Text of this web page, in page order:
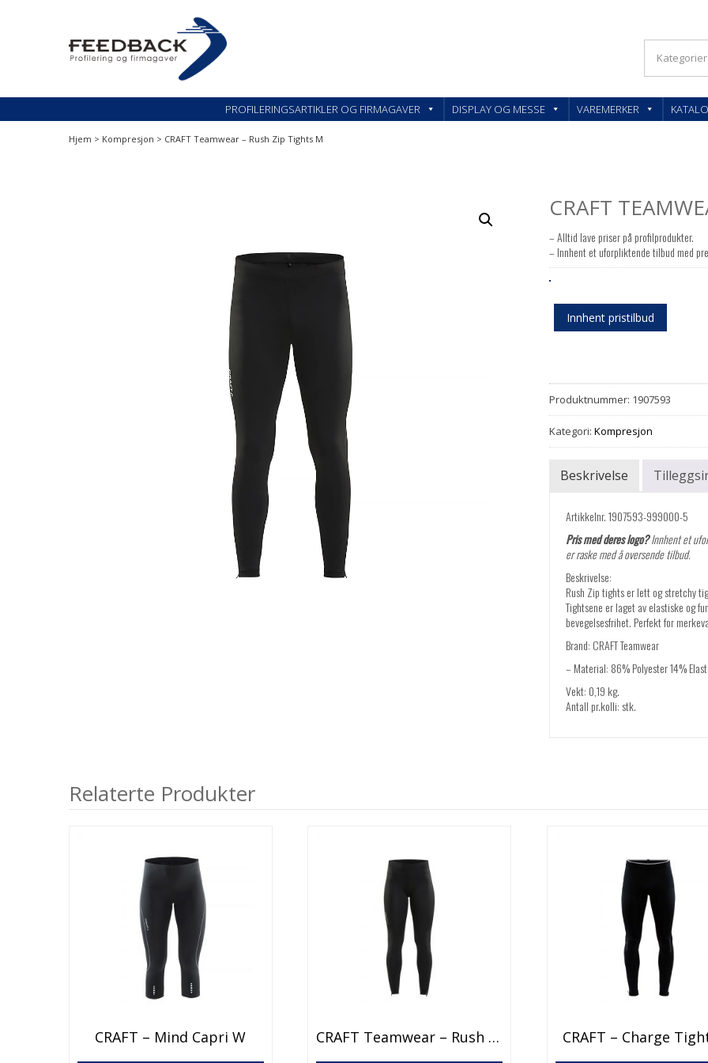
PROFILERINGSARTIKLER OG FIRMAGAVER DISPLAY OG MESSE VAREMERKER
Hjem > Kompresjon > CRAFT Teamwear – Rush Zip Tights M
CRAFT
– Alltid lave priser på profilprodukter.
– Innhent et uforpliktende tilbud med
Innhent pristilbud
Produktnummer: 1907593
Kategori:Kompresjon
Beskrivelse
Artikkelnr. 1907593-999000-5
Pris med deres logo?Innhent et
er raske med å oversende tilbud.
Beskrivelse:
Rush Zip tights er lett og stretchy
Tightsene er laget av elastiske og
bevegelsesfrihet. Perfekt for
Brand: CRAFT Teamwear
– Material: 86% Polyester 14%
Vekt: 0,19 kg.
Antall pr.kolli: stk.
Relaterte Produkter
CRAFT – Mind Capri W CRAFT Teamwear – Rush Zip Tights W CRAFT – Charge